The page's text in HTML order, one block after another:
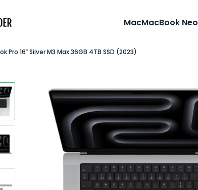
MacMacBook Neo
Pro 16″ Silver M3 Max 36GB 4TB SSD (2023)